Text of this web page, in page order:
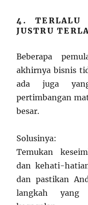
4. TERLALU
JUSTRU
Beberapa
akhirnya bisnis
ada juga
pertimbangan
besar.
Solusinya:
Temukan
dan kehati-
dan pastikan
langkah yang